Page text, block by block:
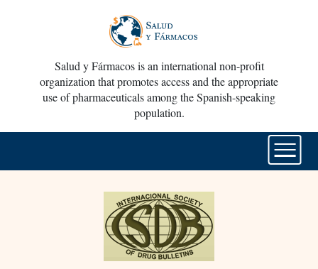
Salud y Fármacos is an international non-profit
organization that promotes access and the appropriate
use of pharmaceuticals among the Spanish-speaking
population.